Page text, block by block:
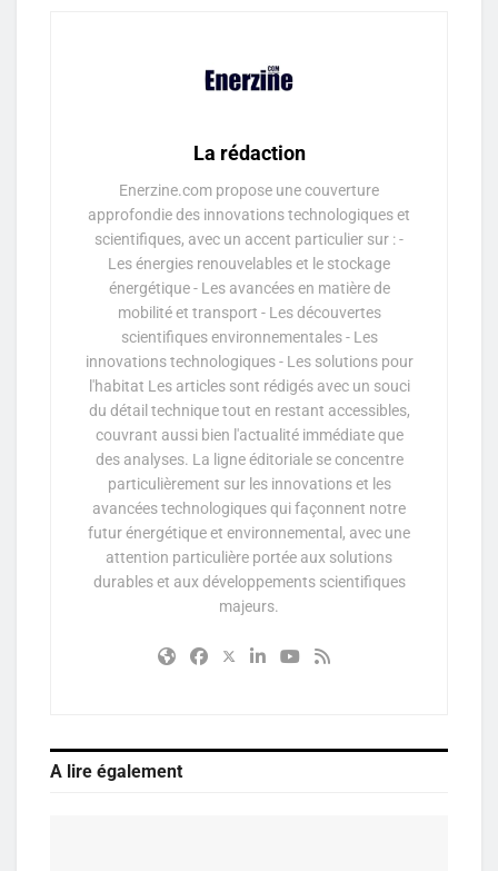
La rédaction
Enerzine.com propose une couverture
approfondie des innovations technologiques et
scientifiques, avec un accent particulier sur : -
Les énergies renouvelables et le stockage
énergétique - Les avancées en matière de
mobilité et transport - Les découvertes
scientifiques environnementales - Les
innovations technologiques - Les solutions pour
l'habitat Les articles sont rédigés avec un souci
du détail technique tout en restant accessibles,
couvrant aussi bien l'actualité immédiate que
des analyses. La ligne éditoriale se concentre
particulièrement sur les innovations et les
avancées technologiques qui façonnent notre
futur énergétique et environnemental, avec une
attention particulière portée aux solutions
durables et aux développements scientifiques
majeurs.
A lire également